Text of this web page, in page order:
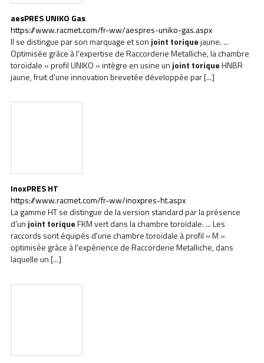
aesPRES UNIKO Gas
https://www.racmet.com/fr-ww/aespres-uniko-gas.aspx
Il se distingue par son marquage et son joint toriquejaune. ...
Optimisée grâce à l'expertise de Raccorderie Metalliche, la chambre
toroïdale « profil UNIKO » intègre en usine un joint toriqueHNBR
jaune, fruit d'une innovation brevetée développée par [...]
InoxPRES HT
https://www.racmet.com/fr-ww/inoxpres-ht.aspx
La gamme HT se distingue de la version standard par la présence
d’un joint toriqueFKM vert dans la chambre toroïdale. ... Les
raccords sont équipés d'une chambre toroïdale à profil « M »
optimisée grâce à l'expérience de Raccorderie Metalliche, dans
laquelle un [...]